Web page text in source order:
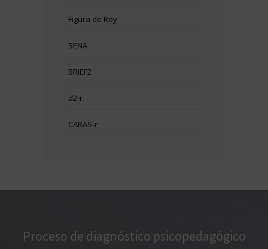
Figura de Rey
SENA
BRIEF2
d2-r
CARAS-r
Proceso de diagnóstico psicopedagógico